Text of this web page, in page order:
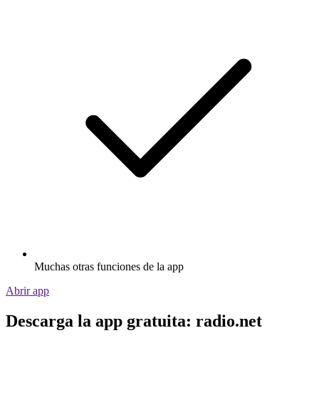
Muchas otras funciones de la app
Abrir app
Descarga la app gratuita: radio.net